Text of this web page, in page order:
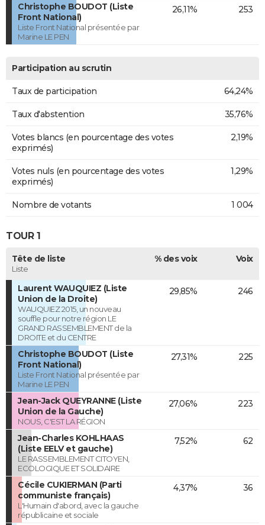
Christophe BOUDOT (Liste
Front National)
Liste Front National présentée par
Marine LE PEN
26,11% 253
Participation au scrutin
Taux de participation 64,24%
Taux d'abstention 35,76%
Votes blancs (en pourcentage des votes
exprimés)
2,19%
Votes nuls (en pourcentage des votes
exprimés)
1,29%
Nombre de votants 1 004
TOUR 1
Tête de liste
Liste
% des voix Voix
Laurent WAUQUIEZ (Liste
Union de la Droite)
WAUQUIEZ 2015, un nouveau
souffle pour notre région LE
GRAND RASSEMBLEMENT de la
DROITE et du CENTRE
29,85% 246
Christophe BOUDOT (Liste
Front National)
Liste Front National présentée par
Marine LE PEN
27,31% 225
Jean-Jack QUEYRANNE (Liste
Union de la Gauche)
NOUS, C'EST LA RÉGION
27,06% 223
Jean-Charles KOHLHAAS
(Liste EELV et gauche)
LE RASSEMBLEMENT CITOYEN,
ECOLOGIQUE ET SOLIDAIRE
7,52% 62
Cécile CUKIERMAN (Parti
communiste français)
L'Humain d'abord, avec la gauche
républicaine et sociale
4,37% 36